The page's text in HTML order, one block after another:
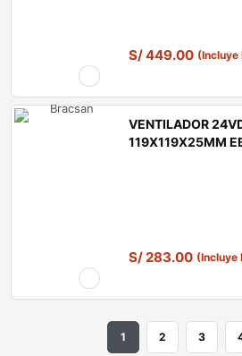
S/449.00 (Incluye
VENTILADOR
119X119X25MM
S/283.00 (Incluye
1 2 3